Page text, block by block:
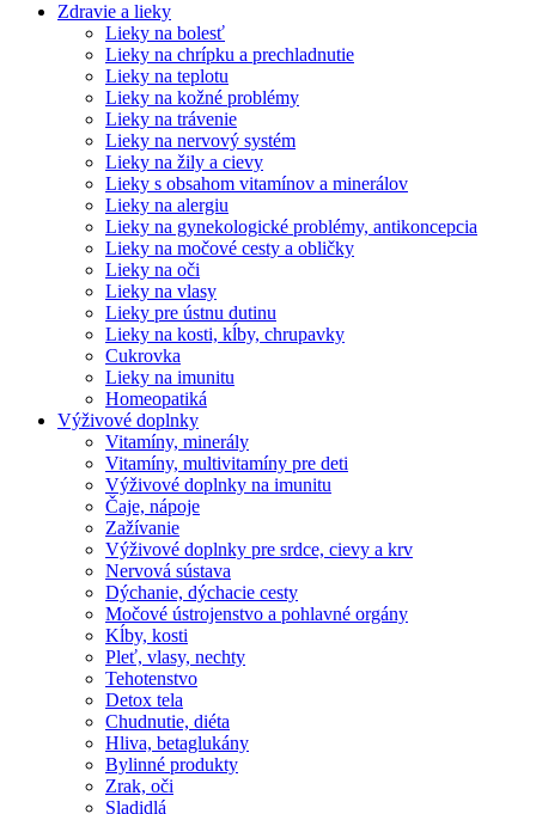
Zdravie a lieky
Lieky na bolesť
Lieky na chrípku a prechladnutie
Lieky na teplotu
Lieky na kožné problémy
Lieky na trávenie
Lieky na nervový systém
Lieky na žily a cievy
Lieky s obsahom vitamínov a minerálov
Lieky na alergiu
Lieky na gynekologické problémy, antikoncepcia
Lieky na močové cesty a obličky
Lieky na oči
Lieky na vlasy
Lieky pre ústnu dutinu
Lieky na kosti, kĺby, chrupavky
Cukrovka
Lieky na imunitu
Homeopatiká
Výživové doplnky
Vitamíny, minerály
Vitamíny, multivitamíny pre deti
Výživové doplnky na imunitu
Čaje, nápoje
Zažívanie
Výživové doplnky pre srdce, cievy a krv
Nervová sústava
Dýchanie, dýchacie cesty
Močové ústrojenstvo a pohlavné orgány
Kĺby, kosti
Pleť, vlasy, nechty
Tehotenstvo
Detox tela
Chudnutie, diéta
Hliva, betaglukány
Bylinné produkty
Zrak, oči
Sladidlá